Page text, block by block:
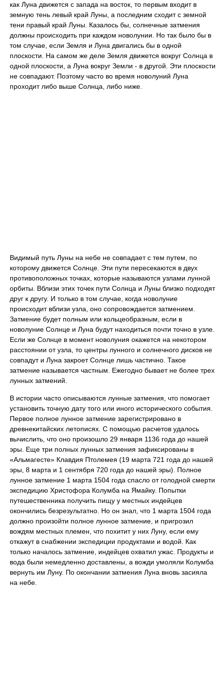
как Луна движется с запада на восток, то первым входит в
земную тень левый край Луны, а последним сходит с земной
тени правый край Луны. Казалось бы, солнечные затмения
должны происходить при каждом новолунии. Но так было бы в
том случае, если Земля и Луна двигались бы в одной
плоскости. На самом же деле Земля движется вокруг Солнца в
одной плоскости, а Луна вокруг Земли - в другой. Эти плоскости
не совпадают. Поэтому часто во время новолуний Луна
проходит либо выше Солнца, либо ниже.
Видимый путь Луны на небе не совпадает с тем путем, по
которому движется Солнце. Эти пути пересекаются в двух
противоположных точках, которые называются узлами лунной
орбиты. Вблизи этих точек пути Солнца и Луны близко подходят
друг к другу. И только в том случае, когда новолуние
происходит вблизи узла, оно сопровождается затмением.
Затмение будет полным или кольцеобразным, если в
новолуние Солнце и Луна будут находиться почти точно в узле.
Если же Солнце в момент новолуния окажется на некотором
расстоянии от узла, то центры лунного и солнечного дисков не
совпадут и Луна закроет Солнце лишь частично. Такое
затмение называется частным. Ежегодно бывает не более трех
лунных затмений.
В истории часто описываются лунные затмения, что помогает
установить точную дату того или иного исторического события.
Первое полное лунное затмение зарегистрировано в
древнекитайских летописях. С помощью расчетов удалось
вычислить, что оно произошло 29 января 1136 года до нашей
эры. Еще три полных лунных затмения зафиксированы в
«Альмагесте» Клавдия Птолемея (19 марта 721 года до нашей
эры, 8 марта и 1 сентября 720 года до нашей эры). Полное
лунное затмение 1 марта 1504 года спасло от голодной смерти
экспедицию Христофора Колумба на Ямайку. Попытки
путешественника получить пищу у местных индейцев
окончились безрезультатно. Но он знал, что 1 марта 1504 года
должно произойти полное лунное затмение, и пригрозил
вождям местных племен, что похитит у них Луну, если ему
откажут в снабжении экспедиции продуктами и водой. Как
только началось затмение, индейцев охватил ужас. Продукты и
вода были немедленно доставлены, а вожди умоляли Колумба
вернуть им Луну. По окончании затмения Луна вновь засияла
на небе.